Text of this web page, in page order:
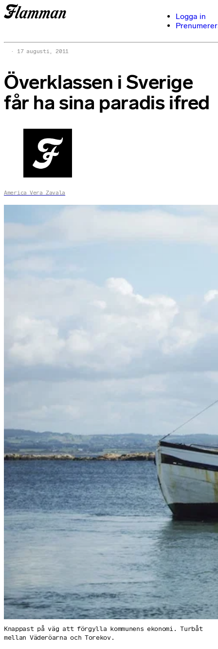
Logga in
17 augusti, 2011
Överklassen i Sverige
får ha sina paradis ifred
America Vera Zavala
Knappast på väg att förgylla kommunens ekonomi. Turbåt
mellan Väderöarna och Torekov.